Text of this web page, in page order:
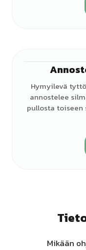
Hymyilevä
annostelee
pullosta
Mikään